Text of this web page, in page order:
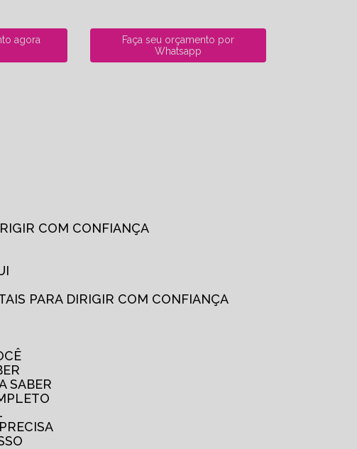
agora
Faça seu orçamento por
Whatsapp
COM CONFIANÇA
PARA DIRIGIR COM CONFIANÇA
SABER